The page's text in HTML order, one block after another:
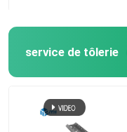
service de tôlerie